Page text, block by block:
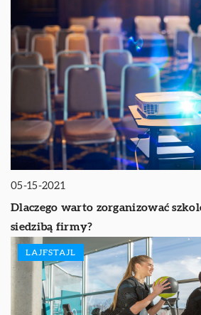
05-15-2021
Dlaczego warto zorganizować
siedzibą firmy?
LAJFSTAJL